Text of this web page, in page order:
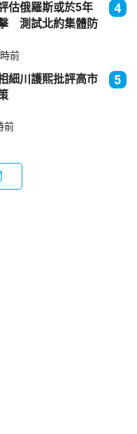
估俄羅斯或於5年
測試北約集體防
4
前
細川護熙批評高市
5
前